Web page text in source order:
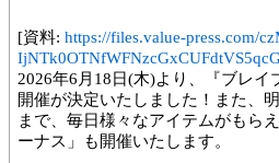
[資料: https://files.value-press.com/
2026年6月18日(木)より、『ブレ
開催が決定いたしました！また、
まで、毎日様々なアイテムがもら
ーナス」も開催いたします。